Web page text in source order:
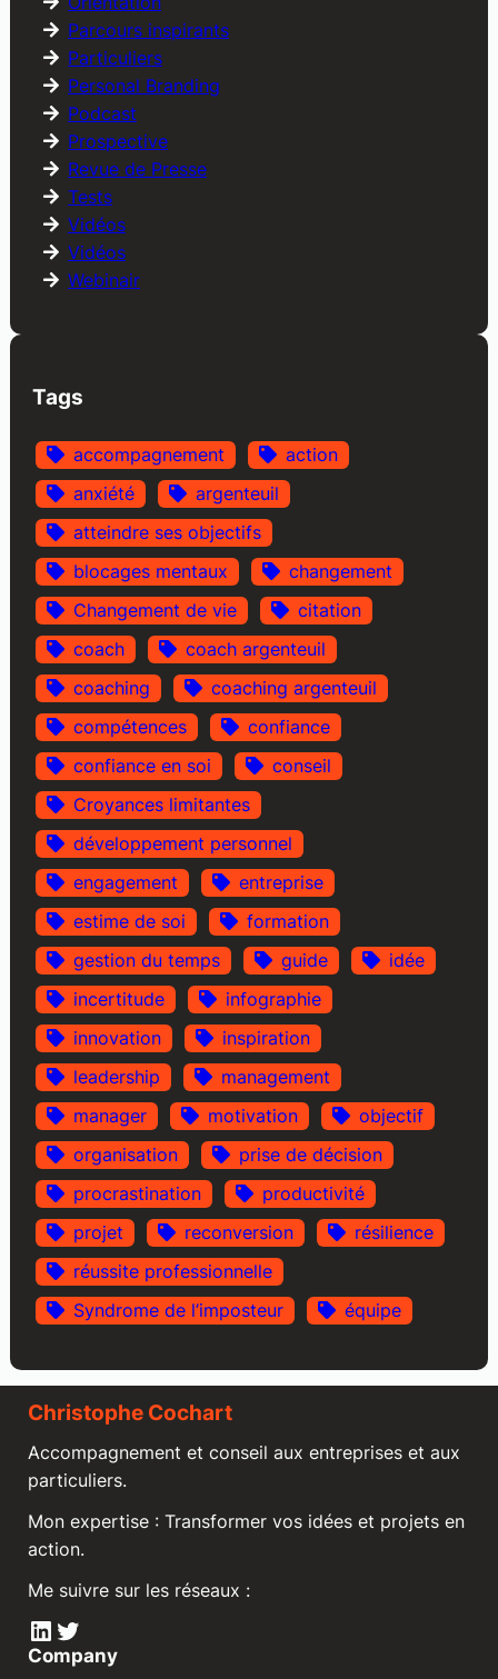
Parcours inspirants
Particuliers
Personal Branding
Podcast
Prospective
Revue de Presse
Tests
Vidéos
Vidéos
Webinair
Tags
accompagnement
action
anxiété
argenteuil
atteindre ses objectifs
blocages mentaux
changement
Changement de vie
citation
coach
coach argenteuil
coaching
coaching argenteuil
compétences
confiance
confiance en soi
conseil
Croyances limitantes
développement personnel
engagement
entreprise
estime de soi
formation
gestion du temps
guide
idée
incertitude
infographie
innovation
inspiration
leadership
management
manager
motivation
objectif
organisation
prise de décision
procrastination
productivité
projet
reconversion
résilience
réussite professionnelle
Syndrome de l’imposteur
équipe
Christophe Cochart
Accompagnement et conseil aux entreprises et aux
particuliers.
Mon expertise : Transformer vos idées et projets en
action.
Me suivre sur les réseaux :
LinkedIn Twitter
Company